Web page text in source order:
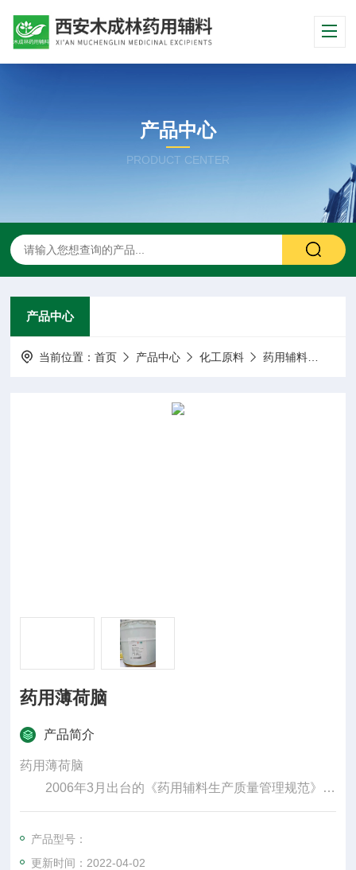
产品中心
PRODUCT CENTER
产品中心
当前位置：首页 产品中心 化工原料 药用辅料
药用薄荷脑
产品简介
药用薄荷脑
2006年3月出台的《药用辅料生产质量管理规范》分
别在机构、人员和职责、厂房和设施、设备、物料、卫
生、验证、文件、生产管理、质量保证和质量控制、销
售、自检和改进等方面作了规定，供企业在生产过程中
产品型号：
更新时间：2022-04-02